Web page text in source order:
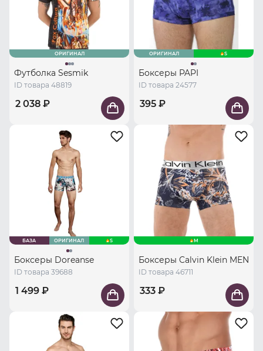
ОРИГИНАЛ
Футболка Sesmik
ID товара 48819
2 038 ₽
ОРИГИНАЛ S
Боксеры PAPI
ID товара 24577
395 ₽
БАЗА ОРИГИНАЛ S
Боксеры Doreanse
ID товара 39688
1 499 ₽
M
Боксеры Calvin Klein MEN
ID товара 46711
333 ₽